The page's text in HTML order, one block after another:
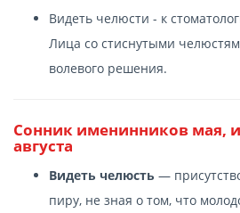
Видеть челюсти - к
Лица со стиснутыми
волевого решения.
Сонник именинников мая,
августа
Видеть челюсть —
пиру, не зная о том, что